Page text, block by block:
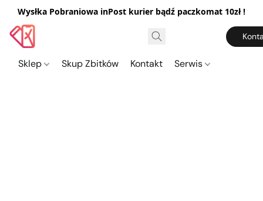
Wysłka Pobraniowa inPost kurier bądź paczkomat 10zł !
Sklep Skup Zbitków Kontakt Serwis